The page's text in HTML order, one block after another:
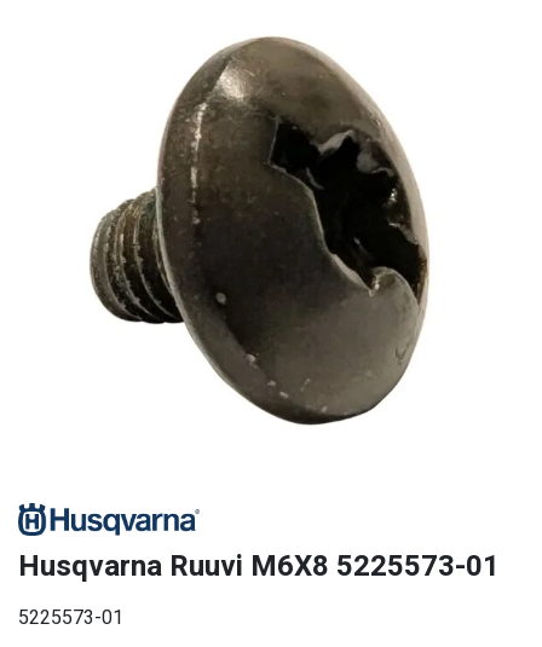
Husqvarna Ruuvi M6X8 5225573-01
5225573-01